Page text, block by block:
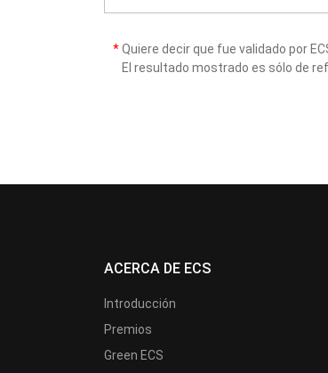
*Quiere decir que fue validado por
El resultado mostrado es sólo de
ACERCA DE ECS
Introducción
Premios
Green ECS